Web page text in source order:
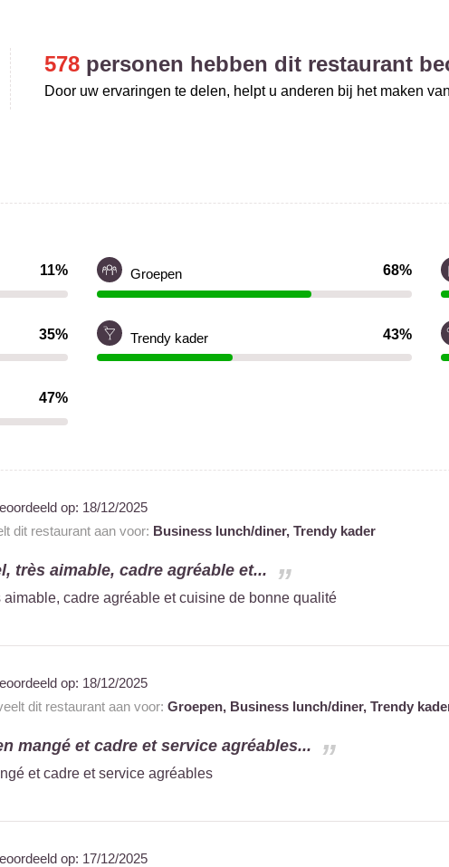
578 personen hebben dit restaurant
Door uw ervaringen te delen, helpt u anderen bij het maken
11% Groepen 68%
35% Trendy kader 43%
47%
op: 18/12/2025
dit restaurant aan voor: Business lunch/diner, Trendy kader
très aimable, cadre agréable et...
aimable, cadre agréable et cuisine de bonne qualité
op: 18/12/2025
dit restaurant aan voor: Groepen, Business lunch/diner, Trendy
mangé et cadre et service agréables...
et cadre et service agréables
op: 17/12/2025